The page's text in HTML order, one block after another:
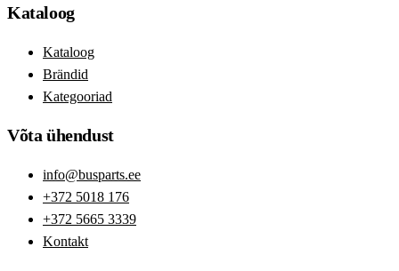
Kataloog
Kataloog
Brändid
Kategooriad
Võta ühendust
info@busparts.ee
+372 5018 176
+372 5665 3339
Kontakt